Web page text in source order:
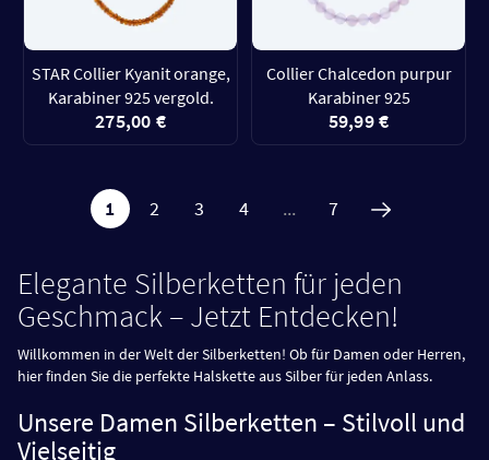
STAR Collier Kyanit orange,
Karabiner 925 vergold.
275,00 €
Collier Chalcedon purpur
Karabiner 925
59,99 €
1 2 3 4 ... 7
Elegante Silberketten für jeden
Geschmack – Jetzt Entdecken!
Willkommen in der Welt der Silberketten! Ob für Damen oder Herren,
hier finden Sie die perfekte Halskette aus Silber für jeden Anlass.
Unsere Damen Silberketten – Stilvoll und
Vielseitig